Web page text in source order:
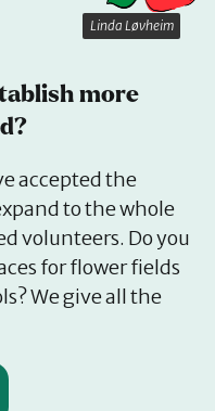
Linda Løvheim
more
accepted the
to the whole
volunteers. Do you
for flower fields
We give all the